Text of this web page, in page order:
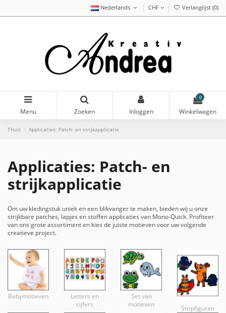
Nederlands CHF Verlanglijst (0)
Menu Zoeken Inloggen
0
Winkelwagen
Thuis Applicaties: Patch- en strijkapplicatie
Applicaties: Patch- en
strijkapplicatie
Om uw kledingstuk uniek en een blikvanger te maken, bieden wij u onze
strijkbare patches, lapjes en stoffen applicaties van Mono-Quick. Profiteer
van ons grote assortiment en kies de juiste motieven voor uw volgende
creatieve project.
Babymotieven
Letters en
cijfers
Set van
motieven
Stripfiguren